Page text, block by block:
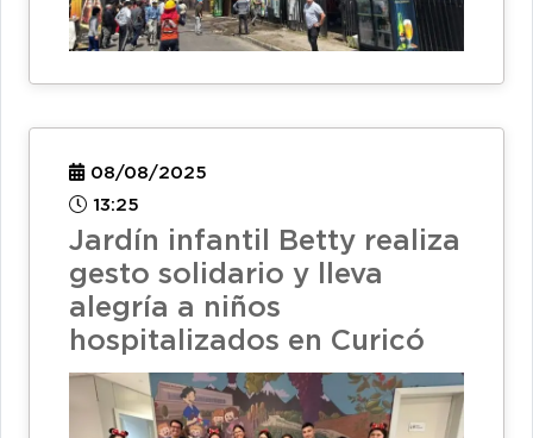
08/08/2025
13:25
Jardín infantil Betty realiza
gesto solidario y lleva
alegría a niños
hospitalizados en Curicó